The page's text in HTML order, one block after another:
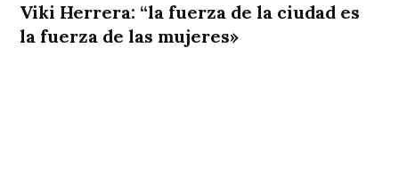
Viki Herrera: “la fuerza de la ciudad es
la fuerza de las mujeres»